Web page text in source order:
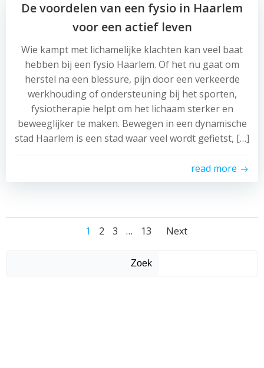
De voordelen van een fysio in Haarlem
voor een actief leven
Wie kampt met lichamelijke klachten kan veel baat
hebben bij een fysio Haarlem. Of het nu gaat om
herstel na een blessure, pijn door een verkeerde
werkhouding of ondersteuning bij het sporten,
fysiotherapie helpt om het lichaam sterker en
beweeglijker te maken. Bewegen in een dynamische
stad Haarlem is een stad waar veel wordt gefietst, […]
read more
Posts
navigation
Posts
navigation
Page
1 Page
2 Page
3 … Page
13
Posts
Next
Zoek